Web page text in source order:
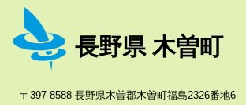
長野県 木曽町
〒397-8588 長野県木曽郡木曽町福島2326番地6